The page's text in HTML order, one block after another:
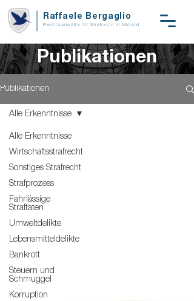
Rechtsanwälte für Strafrecht in Mailand
Raffaele Bergaglio
Publikationen
Publikationen
Alle Erkenntnisse
Wirtschaftsstrafrecht
Sonstiges Strafrecht
Strafprozess
Fahrlässige
Straftaten
Umweltdelikte
Lebensmitteldelikte
Bankrott
Steuern und
Schmuggel
Korruption
Alle Erkenntnisse